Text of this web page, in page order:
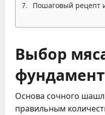
Пошаговый рецепт
Выбор
Основа сочного
правильным